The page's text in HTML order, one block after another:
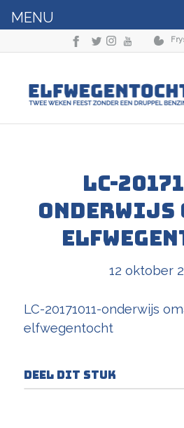
LC-
onderwijs
12 oktober
LC-20171011-onderwijs
elfwegentocht
Deel dit stuk
MENU